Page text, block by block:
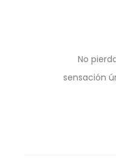
No
sensación